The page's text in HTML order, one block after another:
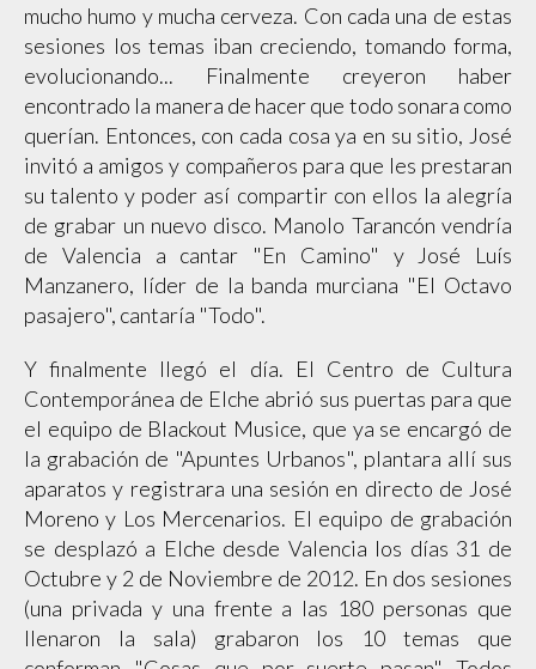
mucho humo y mucha cerveza. Con cada una de estas
sesiones los temas iban creciendo, tomando forma,
evolucionando... Finalmente creyeron haber
encontrado la manera de hacer que todo sonara como
querían. Entonces, con cada cosa ya en su sitio, José
invitó a amigos y compañeros para que les prestaran
su talento y poder así compartir con ellos la alegría
de grabar un nuevo disco. Manolo Tarancón vendría
de Valencia a cantar "En Camino" y José Luís
Manzanero, líder de la banda murciana "El Octavo
pasajero", cantaría "Todo".
Y finalmente llegó el día. El Centro de Cultura
Contemporánea de Elche abrió sus puertas para que
el equipo de Blackout Musice, que ya se encargó de
la grabación de "Apuntes Urbanos", plantara allí sus
aparatos y registrara una sesión en directo de José
Moreno y Los Mercenarios. El equipo de grabación
se desplazó a Elche desde Valencia los días 31 de
Octubre y 2 de Noviembre de 2012. En dos sesiones
(una privada y una frente a las 180 personas que
llenaron la sala) grabaron los 10 temas que